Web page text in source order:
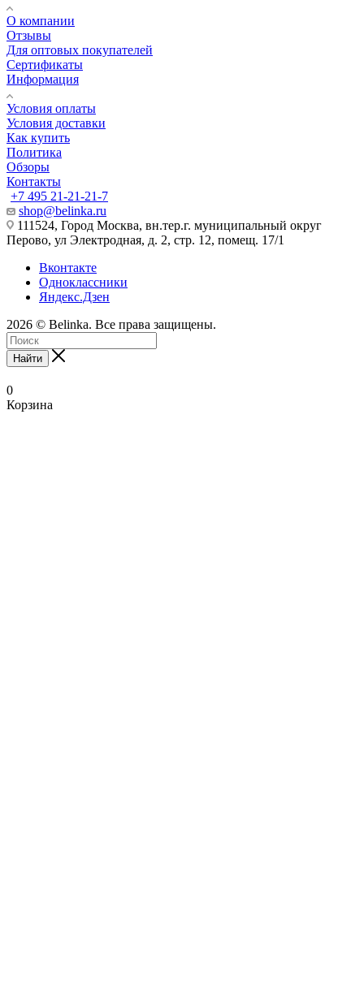
О компании
Отзывы
Для оптовых покупателей
Сертификаты
Информация
Условия оплаты
Условия доставки
Как купить
Политика
Обзоры
Контакты
+7 495 21-21-21-7
shop@belinka.ru
111524, Город Москва, вн.тер.г. муниципальный округ
Перово, ул Электродная, д. 2, стр. 12, помещ. 17/1
Вконтакте
Одноклассники
Яндекс.Дзен
2026 © Belinka. Все права защищены.
Найти
0
Корзина